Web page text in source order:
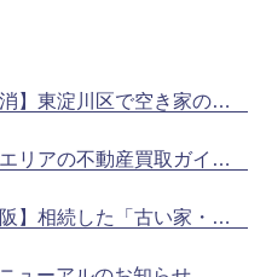
【相続の不安解消】東淀川区で空き家の買取を選ぶメリットとは
淀川区・新大阪エリアの不動産買取ガイド｜再開発が進む今、高価買取を実現するポイント
【淀川区・新大阪】相続した「古い家・空き家」どうする？不動産買取で賢く解決する完全ガイド